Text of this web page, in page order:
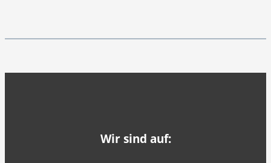
Wir sind auf: